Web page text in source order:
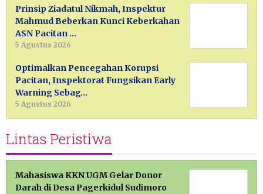
Prinsip Ziadatul Nikmah, Inspektur
Mahmud Beberkan Kunci Keberkahan
ASN Pacitan …
5 Agustus 2026
Optimalkan Pencegahan Korupsi
Pacitan, Inspektorat Fungsikan Early
Warning Sebag…
5 Agustus 2026
Lintas Peristiwa
Mahasiswa KKN UGM Gelar Donor
Darah di Desa Pagerkidul Sudimoro